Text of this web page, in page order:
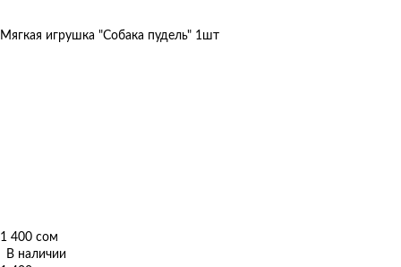
Мягкая игрушка "Собака пудель" 1шт
1 400 сом
В наличии